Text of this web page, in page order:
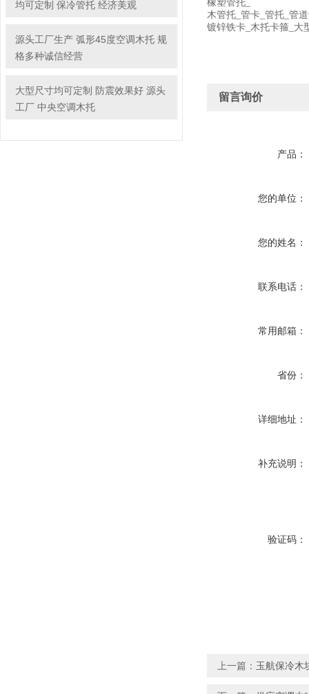
均可定制 保冷管托 经济美观
源头工厂生产 弧形45度空调木托 规
格多种诚信经营
大型尺寸均可定制 防震效果好 源头
工厂 中央空调木托
橡塑管托_
木管托_管卡_管托_管
镀锌铁卡_木托卡箍_大
留言询价
产品：
您的单位：
您的姓名：
联系电话：
常用邮箱：
省份：
详细地址：
补充说明：
验证码：
上一篇： 玉航保冷木